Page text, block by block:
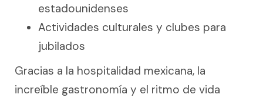
estadounidenses
Actividades culturales y clubes para
jubilados
Gracias a la hospitalidad mexicana, la
increíble gastronomía y el ritmo de vida